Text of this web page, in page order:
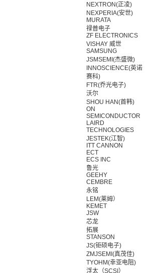
NEXTRON(正凌)
NEXPERIA(安世)
MURATA
禄普电子
ZF ELECTRONICS
VISHAY 威世
SAMSUNG
JSMSEMI(杰盛微)
INNOSCIENCE(英诺
赛科)
FTR(乔光电子)
沃尔
SHOU HAN(首韩)
ON
SEMICONDUCTOR
LAIRD
TECHNOLOGIES
JESTEK(江智)
ITT CANNON
ECT
ECS INC
鲁光
GEEHY
CEMBRE
永铭
LEM(莱姆）
KEMET
JSW
芯龙
拓展
STANSON
JS(钜硕电子)
ZMJSEMI(真茂佳)
TYOHM(幸亚电阻)
浮太（SCSI）